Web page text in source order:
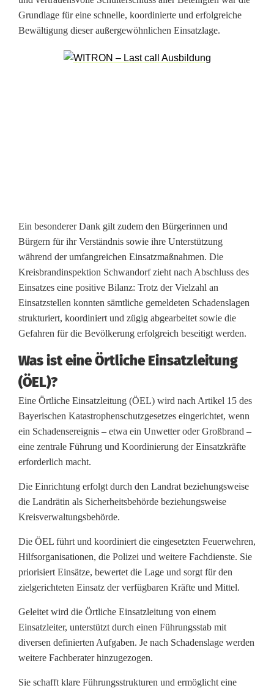
i
n
t
e
n
Grundlage für eine schnelle, koordinierte und erfolgreiche
Bewältigung dieser außergewöhnlichen Einsatzlage.
Ein besonderer Dank gilt zudem den Bürgerinnen und
Bürgern für ihr Verständnis sowie ihre Unterstützung
während der umfangreichen Einsatzmaßnahmen. Die
Kreisbrandinspektion Schwandorf zieht nach Abschluss des
Einsatzes eine positive Bilanz: Trotz der Vielzahl an
Einsatzstellen konnten sämtliche gemeldeten Schadenslagen
strukturiert, koordiniert und zügig abgearbeitet sowie die
Gefahren für die Bevölkerung erfolgreich beseitigt werden.
Was ist eine Örtliche Einsatzleitung
(ÖEL)?
Eine Örtliche Einsatzleitung (ÖEL) wird nach Artikel 15 des
Bayerischen Katastrophenschutzgesetzes eingerichtet, wenn
ein Schadensereignis – etwa ein Unwetter oder Großbrand –
eine zentrale Führung und Koordinierung der Einsatzkräfte
erforderlich macht.
Die Einrichtung erfolgt durch den Landrat beziehungsweise
die Landrätin als Sicherheitsbehörde beziehungsweise
Kreisverwaltungsbehörde.
Die ÖEL führt und koordiniert die eingesetzten Feuerwehren,
Hilfsorganisationen, die Polizei und weitere Fachdienste. Sie
priorisiert Einsätze, bewertet die Lage und sorgt für den
zielgerichteten Einsatz der verfügbaren Kräfte und Mittel.
Geleitet wird die Örtliche Einsatzleitung von einem
Einsatzleiter, unterstützt durch einen Führungsstab mit
diversen definierten Aufgaben. Je nach Schadenslage werden
weitere Fachberater hinzugezogen.
Sie schafft klare Führungsstrukturen und ermöglicht eine